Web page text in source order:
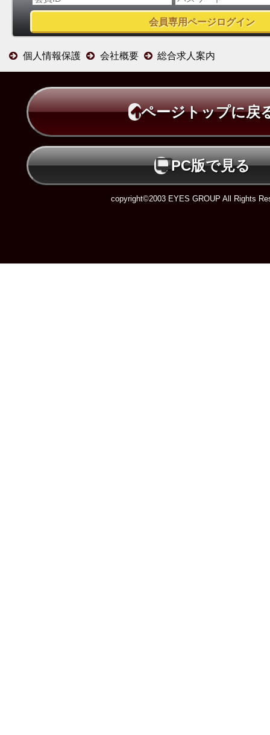
個人情報保護 会社概要 総合求人案内
ページトップに戻
PC版で見る
copyright©2003 EYES GROUP All Rights